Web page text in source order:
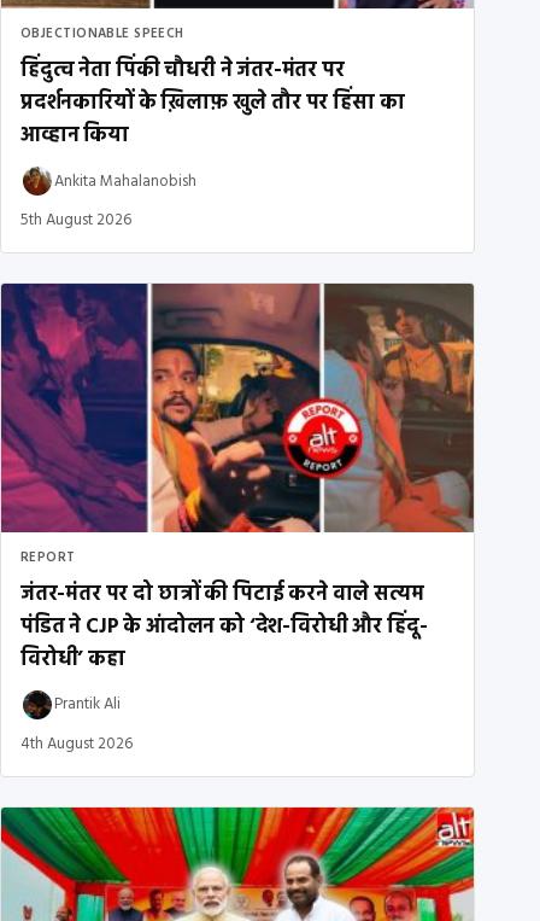
OBJECTIONABLE SPEECH
हिंदुत्व नेता पिंकी चौधरी ने जंतर-मंतर पर
प्रदर्शनकारियों के ख़िलाफ़ खुले तौर पर हिंसा का
आव्हान किया
Ankita Mahalanobish
5th August 2026
REPORT
जंतर-मंतर पर दो छात्रों की पिटाई करने वाले सत्यम
पंडित ने CJP के आंदोलन को ‘देश-विरोधी और हिंदू-
विरोधी’ कहा
Prantik Ali
4th August 2026